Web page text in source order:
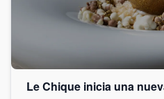
Le Chique inicia una